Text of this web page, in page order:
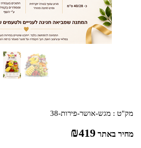
מק"ט : מגש-אושר-פירות-38
מחיר באתר ₪419